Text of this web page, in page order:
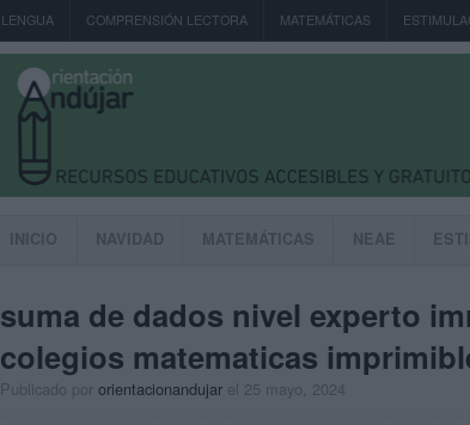
LENGUA COMPRENSIÓN LECTORA MATEMÁTICAS
INICIO NAVIDAD MATEMÁTICAS NEAE
suma de dados nivel experto
colegios matematicas
Publicado por orientacionandujar el 25 mayo, 2024